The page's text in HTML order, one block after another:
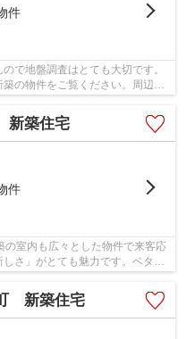
件
で地盤調査はとても大切です。
の物件をご覧ください。周辺環
新築住宅
件
室内も広々とした物件で来客応
さ」がとても魅力です。ベタ基
新築住宅